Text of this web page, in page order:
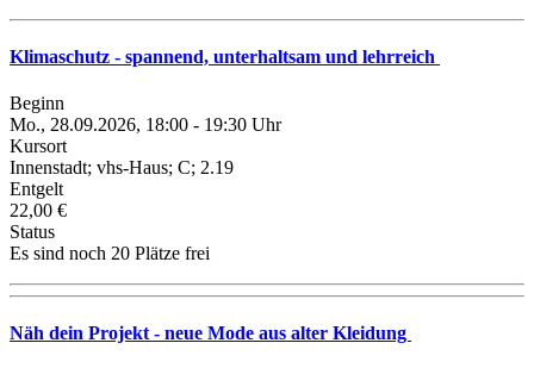
Klimaschutz - spannend, unterhaltsam und lehrreich
Beginn
Mo., 28.09.2026, 18:00 - 19:30 Uhr
Kursort
Innenstadt; vhs-Haus; C; 2.19
Entgelt
22,00 €
Status
Es sind noch 20 Plätze frei
Näh dein Projekt - neue Mode aus alter Kleidung